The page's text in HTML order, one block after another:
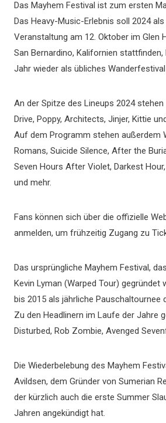
Das Mayhem Festival ist zum ersten
Das Heavy-Music-Erlebnis soll 2024
Veranstaltung am 12. Oktober im Glen
San Bernardino, Kalifornien
Jahr wieder als übliches
An der Spitze des Lineups 2024 stehen
Drive, Poppy, Architects, Jinjer, Kittie
Auf dem Programm stehen außerdem
Romans, Suicide Silence, After the
Seven Hours After Violet, Darkest
und mehr.
Fans können sich über die offizielle
anmelden, um frühzeitig Zugang zu
Das ursprüngliche Mayhem Festival,
Kevin Lyman (Warped Tour) gegründet
bis 2015 als jährliche Pauschaltournee
Zu den Headlinern im Laufe der Jahre
Disturbed, Rob Zombie, Avenged
Die Wiederbelebung des Mayhem
Avildsen, dem Gründer von Sumerian
der kürzlich auch die erste Summer
Jahren angekündigt hat.